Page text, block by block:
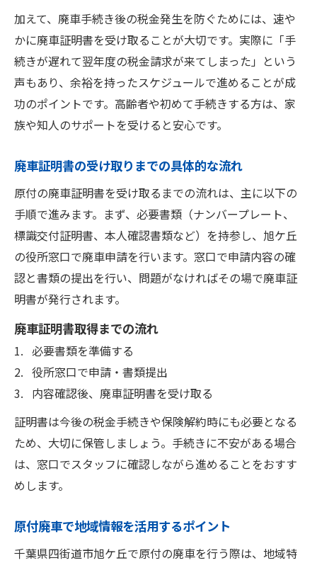
加えて、廃車手続き後の税金発生を防ぐためには、速や
かに廃車証明書を受け取ることが大切です。実際に「手
続きが遅れて翌年度の税金請求が来てしまった」という
声もあり、余裕を持ったスケジュールで進めることが成
功のポイントです。高齢者や初めて手続きする方は、家
族や知人のサポートを受けると安心です。
廃車証明書の受け取りまでの具体的な流れ
原付の廃車証明書を受け取るまでの流れは、主に以下の
手順で進みます。まず、必要書類（ナンバープレート、
標識交付証明書、本人確認書類など）を持参し、旭ケ丘
の役所窓口で廃車申請を行います。窓口で申請内容の確
認と書類の提出を行い、問題がなければその場で廃車証
明書が発行されます。
廃車証明書取得までの流れ
必要書類を準備する
役所窓口で申請・書類提出
内容確認後、廃車証明書を受け取る
証明書は今後の税金手続きや保険解約時にも必要となる
ため、大切に保管しましょう。手続きに不安がある場合
は、窓口でスタッフに確認しながら進めることをおすす
めします。
原付廃車で地域情報を活用するポイント
千葉県四街道市旭ケ丘で原付の廃車を行う際は、地域特